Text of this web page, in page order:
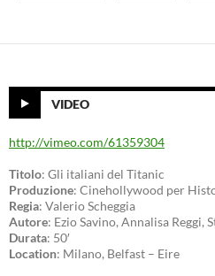
VIDEO
http://vimeo.com/61359304
Titolo: Gli italiani del Titanic
Produzione: Cinehollywood per
Regia: Valerio Scheggia
Autore: Ezio Savino, Annalisa Reggi,
Durata: 50′
Location: Milano, Belfast – Eire